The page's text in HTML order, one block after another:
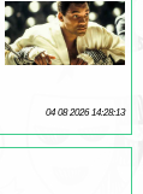
04 08 2026 14:28:13